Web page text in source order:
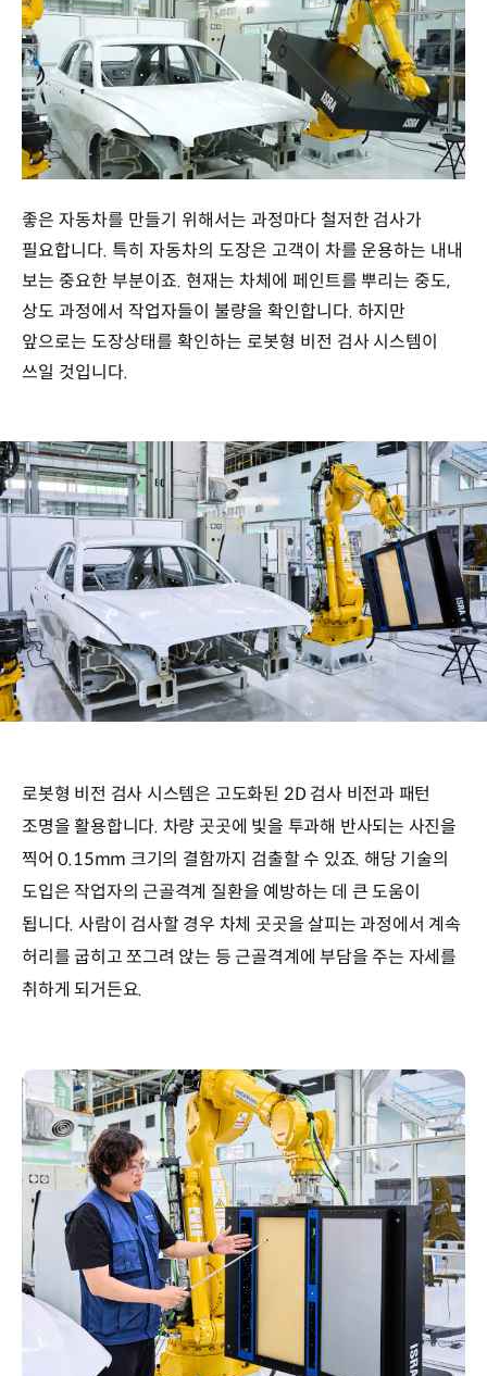
/
좋은 자동차를 만들기 위해서는 과정마다 철저한 검사가
필요합니다. 특히 자동차의 도장은 고객이 차를 운용하는 내내
보는 중요한 부분이죠. 현재는 차체에 페인트를 뿌리는 중도,
상도 과정에서 작업자들이 불량을 확인합니다. 하지만
앞으로는 도장상태를 확인하는 로봇형 비전 검사 시스템이
쓰일 것입니다.
로봇형 비전 검사 시스템은 고도화된 2D 검사 비전과 패턴
조명을 활용합니다. 차량 곳곳에 빛을 투과해 반사되는 사진을
찍어 0.15mm 크기의 결함까지 검출할 수 있죠. 해당 기술의
도입은 작업자의 근골격계 질환을 예방하는 데 큰 도움이
됩니다. 사람이 검사할 경우 차체 곳곳을 살피는 과정에서 계속
허리를 굽히고 쪼그려 앉는 등 근골격계에 부담을 주는 자세를
취하게 되거든요.